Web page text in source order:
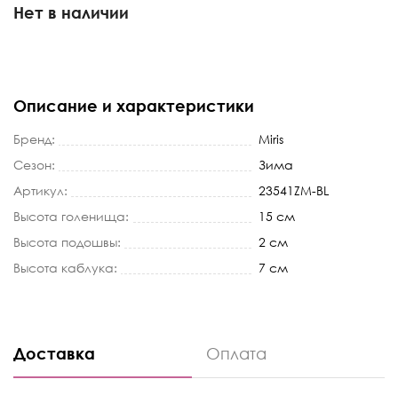
Нет в наличии
Описание и характеристики
Бренд:
Miris
Сезон:
Зима
Артикул:
23541ZM-BL
Высота голенища:
15 см
Высота подошвы:
2 см
Высота каблука:
7 см
Доставка Оплата